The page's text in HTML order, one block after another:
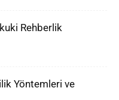
Rehberlik
Yöntemleri ve